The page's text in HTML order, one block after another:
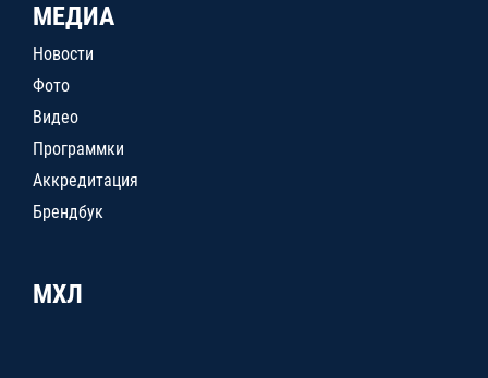
МЕДИА
Новости
Фото
Видео
Программки
Аккредитация
Брендбук
МХЛ